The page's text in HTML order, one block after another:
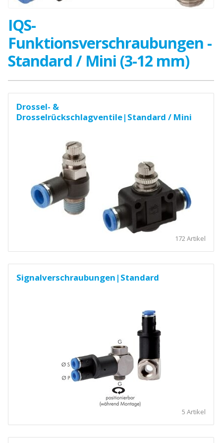
IQS-
Funktionsverschraubungen -
Standard / Mini (3-12 mm)
Drossel- &
Drosselrückschlagventile|Standard / Mini
172 Artikel
Signalverschraubungen|Standard
5 Artikel